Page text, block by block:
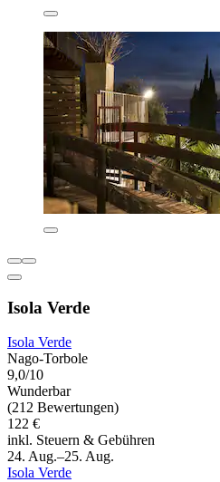
Isola Verde
Isola Verde
Nago-Torbole
9,0/10
Wunderbar
(212 Bewertungen)
122 €
inkl. Steuern & Gebühren
24. Aug.–25. Aug.
Isola Verde